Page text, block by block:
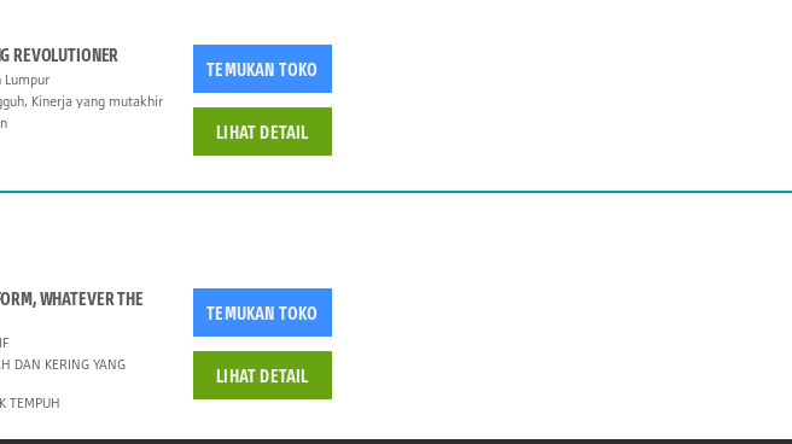
REVOLUTIONER
Lumpur
Kinerja yang mutakhir
TEMUKAN TOKO
LIHAT DETAIL
WHATEVER THE
DAN KERING YANG
TEMPUH
TEMUKAN TOKO
LIHAT DETAIL